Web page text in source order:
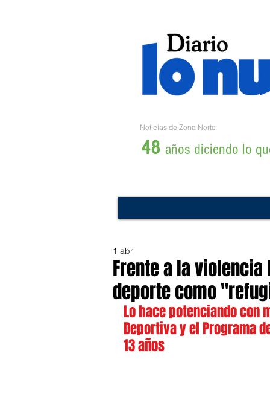
Noticias de Zona Norte
48 años diciendo lo
Frente a la
deporte como
1 abr
Lo hace potenciando con
Deportiva y el Programa
13 años